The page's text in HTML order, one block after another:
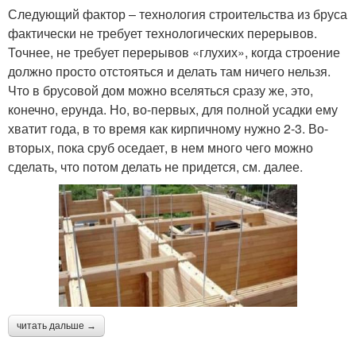
Следующий фактор – технология строительства из бруса
фактически не требует технологических перерывов.
Точнее, не требует перерывов «глухих», когда строение
должно просто отстояться и делать там ничего нельзя.
Что в брусовой дом можно вселяться сразу же, это,
конечно, ерунда. Но, во-первых, для полной усадки ему
хватит года, в то время как кирпичному нужно 2-3. Во-
вторых, пока сруб оседает, в нем много чего можно
сделать, что потом делать не придется, см. далее.
читать дальше →